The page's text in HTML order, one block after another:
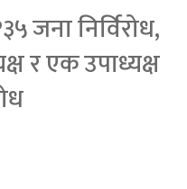
जना निर्विरोध,
र एक उपाध्यक्ष